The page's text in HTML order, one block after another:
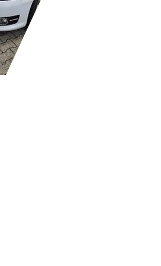
Informationen zum offiziellen
Emissionen und den
erhältlich ist.
Informationen zum offiziellen
Emissionen und den
erhältlich ist.